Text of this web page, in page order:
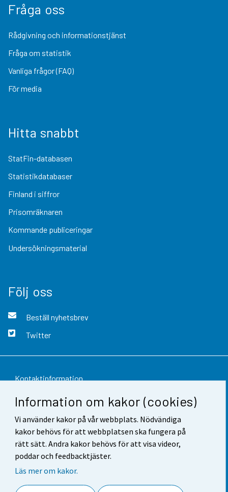
Information om kakor (cookies)
Vi använder kakor på vår webbplats. Nödvändiga
kakor behövs för att webbplatsen ska fungera på
rätt sätt. Andra kakor behövs för att visa videor,
poddar och feedbacktjäster.
Läs mer om kakor.
Fråga oss
Rådgivning och informationstjänst
Fråga om statistik
Vanliga frågor (FAQ)
För media
Hitta snabbt
StatFin-databasen
Statistikdatabaser
Finland i siffror
Prisomräknaren
Kommande publiceringar
Undersökningsmaterial
Följ oss
Beställ nyhetsbrev
Twitter
Kontaktinformation
Respons
Användarvillkor
Dataskydd
Tillgänglighet